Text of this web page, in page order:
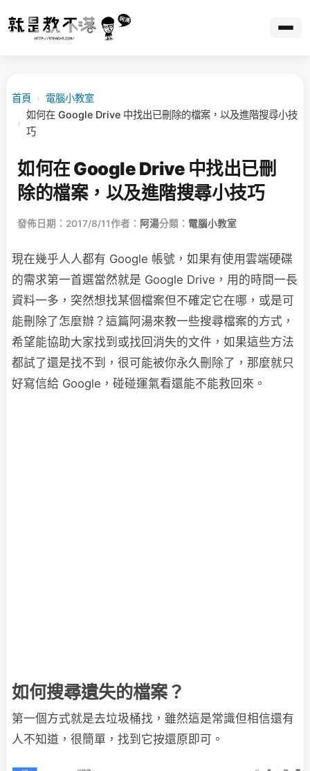
首頁 › 電腦小教室
›
如何在 Google Drive 中找出已刪除的檔案，以及進階搜尋小技
巧
如何在 Google Drive 中找出已刪
除的檔案，以及進階搜尋小技巧
發佈日期：2017/8/11作者： 阿湯分類： 電腦小教室
現在幾乎人人都有 Google 帳號，如果有使用雲端硬碟
的需求第一首選當然就是 Google Drive，用的時間一長
資料一多，突然想找某個檔案但不確定它在哪，或是可
能刪除了怎麼辦？這篇阿湯來教一些搜尋檔案的方式，
希望能協助大家找到或找回消失的文件，如果這些方法
都試了還是找不到，很可能被你永久刪除了，那麼就只
好寫信給 Google，碰碰運氣看還能不能救回來。
如何搜尋遺失的檔案？
第一個方式就是去垃圾桶找，雖然這是常識但相信還有
人不知道，很簡單，找到它按還原即可。